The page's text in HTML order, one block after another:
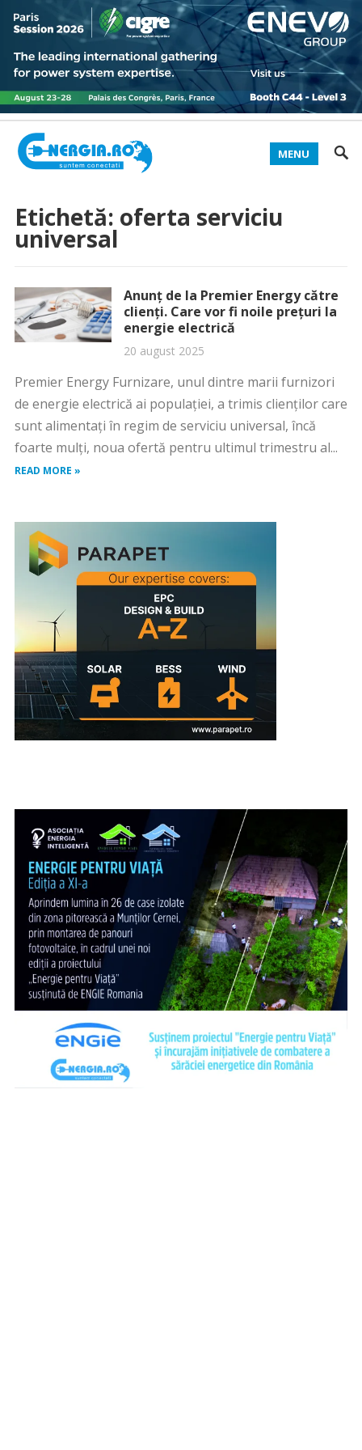
MENU
Etichetă: oferta serviciu
universal
Anunț de la Premier Energy către
clienți. Care vor fi noile prețuri la
energie electrică
20 august 2025
Premier Energy Furnizare, unul dintre marii furnizori
de energie electrică ai populației, a trimis clienților care
sunt alimentați în regim de serviciu universal, încă
foarte mulți, noua ofertă pentru ultimul trimestru al...
READ MORE »